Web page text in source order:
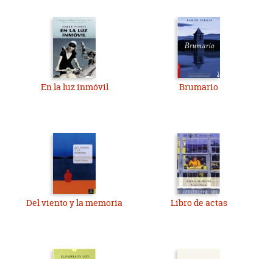
En la luz inmóvil Brumario
Del viento y la memoria Libro de actas